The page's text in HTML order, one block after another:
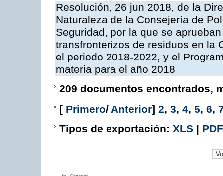
Resolución, 26 jun 2018, de la
Naturaleza de la Consejería de
Seguridad, por la que se
transfronterizos de residuos en la
el periodo 2018-2022, y el
materia para el año 2018
209 documentos encontrados,
[ Primero/ Anterior] 2, 3, 4, 5, 6,
Tipos de exportación: XLS | PDF